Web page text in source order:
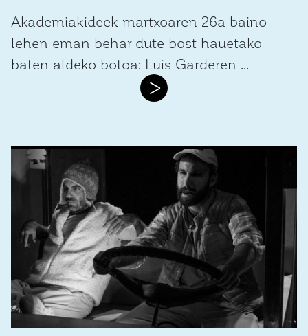
Akademiakideek martxoaren 26a baino
lehen eman behar dute bost hauetako
baten aldeko botoa: Luis Garderen ...
>